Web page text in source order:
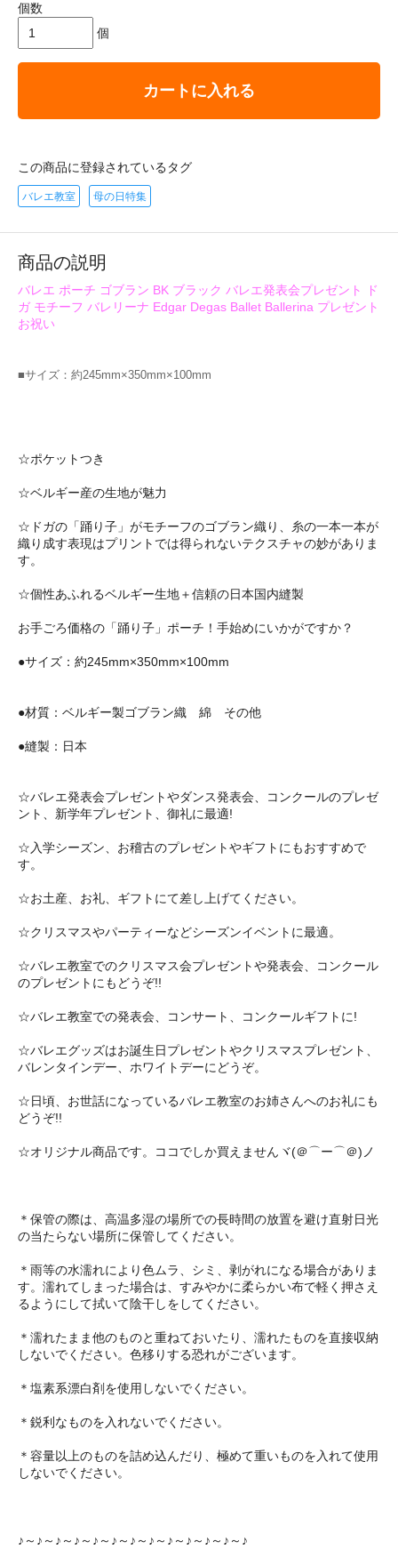
個数
個
カートに入れる
この商品に登録されているタグ
バレエ教室 母の日特集
商品の説明
バレエ ポーチ ゴブラン BK ブラック バレエ発表会プレゼント ド
ガ モチーフ バレリーナ Edgar Degas Ballet Ballerina プレゼント
お祝い
■サイズ：約245mm×350mm×100mm
☆ポケットつき
☆ベルギー産の生地が魅力
☆ドガの「踊り子」がモチーフのゴブラン織り、糸の一本一本が
織り成す表現はプリントでは得られないテクスチャの妙がありま
す。
☆個性あふれるベルギー生地＋信頼の日本国内縫製
お手ごろ価格の「踊り子」ポーチ！手始めにいかがですか？
●サイズ：約245mm×350mm×100mm
●材質：ベルギー製ゴブラン織 綿 その他
●縫製：日本
☆バレエ発表会プレゼントやダンス発表会、コンクールのプレゼ
ント、新学年プレゼント、御礼に最適!
☆入学シーズン、お稽古のプレゼントやギフトにもおすすめで
す。
☆お土産、お礼、ギフトにて差し上げてください。
☆クリスマスやパーティーなどシーズンイベントに最適。
☆バレエ教室でのクリスマス会プレゼントや発表会、コンクール
のプレゼントにもどうぞ!!
☆バレエ教室での発表会、コンサート、コンクールギフトに!
☆バレエグッズはお誕生日プレゼントやクリスマスプレゼント、
バレンタインデー、ホワイトデーにどうぞ。
☆日頃、お世話になっているバレエ教室のお姉さんへのお礼にも
どうぞ!!
☆オリジナル商品です。ココでしか買えませんヾ(＠⌒ー⌒＠)ノ
＊保管の際は、高温多湿の場所での長時間の放置を避け直射日光
の当たらない場所に保管してください。
＊雨等の水濡れにより色ムラ、シミ、剥がれになる場合がありま
す。濡れてしまった場合は、すみやかに柔らかい布で軽く押さえ
るようにして拭いて陰干しをしてください。
＊濡れたまま他のものと重ねておいたり、濡れたものを直接収納
しないでください。色移りする恐れがございます。
＊塩素系漂白剤を使用しないでください。
＊鋭利なものを入れないでください。
＊容量以上のものを詰め込んだり、極めて重いものを入れて使用
しないでください。
♪～♪～♪～♪～♪～♪～♪～♪～♪～♪～♪～♪～♪